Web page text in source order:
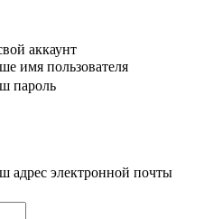
аккаунт
имя пользователя
пароль
адрес электронной почты